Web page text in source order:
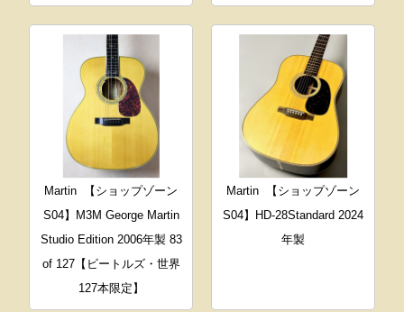
Martin
【ショップゾーン
S04】M3M George Martin
Studio Edition 2006年製 83
of 127【ビートルズ・世界
127本限定】
Martin
【ショップゾーン
S04】HD-28Standard 2024
年製